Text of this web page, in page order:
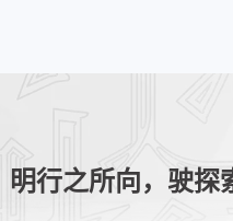
明行之所向，驶探